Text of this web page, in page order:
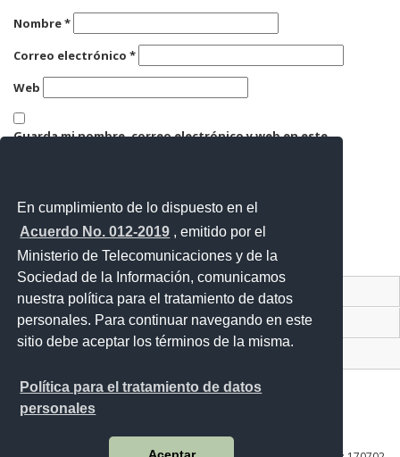
En cumplimiento de lo dispuesto en el
Acuerdo No. 012-2019 , emitido por el
Ministerio de Telecomunicaciones y de la
Sociedad de la Información, comunicamos
nuestra política para el tratamiento de datos
personales. Para continuar navegando en este
sitio debe aceptar los términos de la misma.
Política para el tratamiento de datos
personales
Nombre*
Correo electrónico *
Web
Guarda mi nombre, correo electrónico y web en este
Contacto Ciudadano Digital
Portal Trámites Ciudadanos
Sistema Nacional de Información (SNI)
Av. Lira Ňan entre Amaru Ňan y Quitumbe Ñan